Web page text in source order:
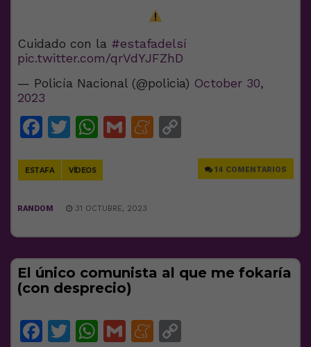
Cuidado con la #estafadelsí
pic.twitter.com/qrVdYJFZhD
— Policía Nacional (@policia) October 30,
2023
Facebook
Twitter
WhatsApp
GmailMeneame
ESTAFA VÍDEOS 14 COMENTARIOS
RANDOM 31 OCTUBRE, 2023
El único comunista al que me fokaría
(con desprecio)
Facebook
Twitter
WhatsApp
GmailMeneame